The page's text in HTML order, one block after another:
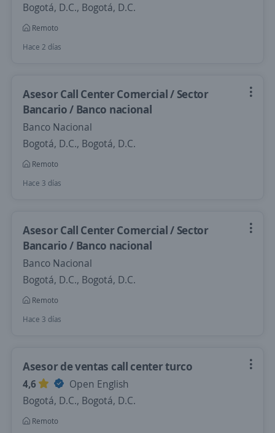
Bogotá, D.C., Bogotá, D.C.
Remoto
Hace 2 días
Asesor Call Center Comercial / Sector
Bancario / Banco nacional
Banco Nacional
Bogotá, D.C., Bogotá, D.C.
Remoto
Hace 3 días
Asesor Call Center Comercial / Sector
Bancario / Banco nacional
Banco Nacional
Bogotá, D.C., Bogotá, D.C.
Remoto
Hace 3 días
Asesor de ventas call center turco
4,6
Open English
Bogotá, D.C., Bogotá, D.C.
Remoto